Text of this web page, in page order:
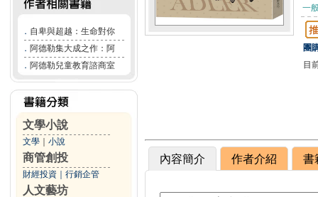
． 自卑與超越：生命對你
． 阿德勒集大成之作：阿
． 阿德勒兒童教育諮商室
文學小說
文學 小說
商管創投
財經投資 行銷企管
人文藝坊
一
團
目
內容簡介 作者介紹 書